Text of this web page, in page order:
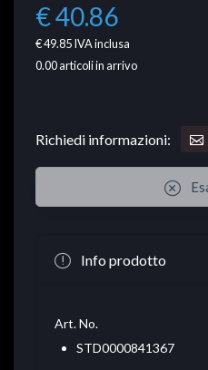
€ 40.86
€ 49.85IVA inclusa
0.00articoli in arrivo
Richiedi informazioni:
Info prodotto
Art. No.
STD0000841367